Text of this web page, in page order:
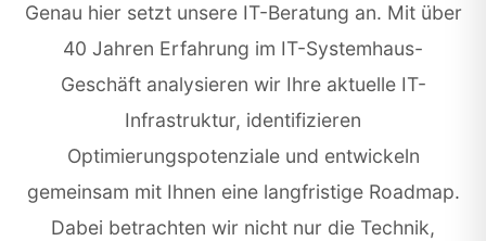
Genau hier setzt unsere IT-Beratung an. Mit über
40 Jahren Erfahrung im IT-Systemhaus-
Geschäft analysieren wir Ihre aktuelle IT-
Infrastruktur, identifizieren
Optimierungspotenziale und entwickeln
gemeinsam mit Ihnen eine langfristige Roadmap.
Dabei betrachten wir nicht nur die Technik,